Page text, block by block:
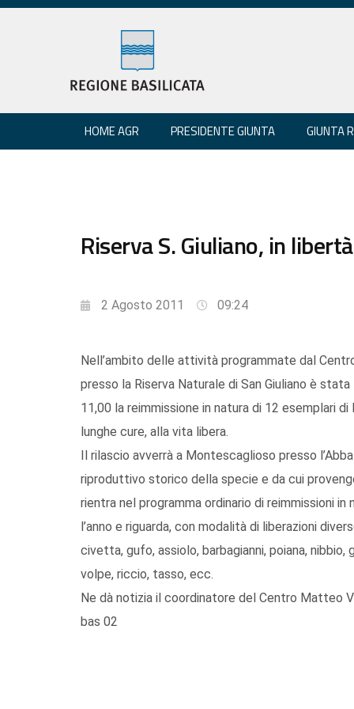
HOME AGR PRESIDENTE GIUNTA GIUNTA
Riserva S. Giuliano, in
2 Agosto 2011 09:24
Nell’ambito delle attività programmate dal
presso la Riserva Naturale di San Giuliano è
11,00 la reimmissione in natura di 12 esemplari
lunghe cure, alla vita libera.
Il rilascio avverrà a Montescaglioso presso
riproduttivo storico della specie e da cui
rientra nel programma ordinario di reimmissioni
l’anno e riguarda, con modalità di liberazioni
civetta, gufo, assiolo, barbagianni, poiana,
volpe, riccio, tasso, ecc.
Ne dà notizia il coordinatore del Centro Matteo
bas 02